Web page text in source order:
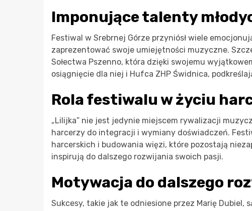
Imponujące talenty
Festiwal w Srebrnej Górze przyniósł wiele
zaprezentować swoje umiejętności muzyczne.
Sołectwa Pszenno, która dzięki swojemu
osiągnięcie dla niej i Hufca ZHP Świdnica,
Rola festiwalu w życiu
„Lilijka” nie jest jedynie miejscem rywalizacji
harcerzy do integracji i wymiany doświadczeń.
harcerskich i budowania więzi, które pozostają
inspirują do dalszego rozwijania swoich pasji.
Motywacja do dalszego
Sukcesy, takie jak te odniesione przez Marię Dubiel,